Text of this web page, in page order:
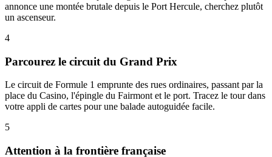
annonce une montée brutale depuis le Port Hercule, cherchez plutôt
un ascenseur.
4
Parcourez le circuit du Grand Prix
Le circuit de Formule 1 emprunte des rues ordinaires, passant par la
place du Casino, l'épingle du Fairmont et le port. Tracez le tour dans
votre appli de cartes pour une balade autoguidée facile.
5
Attention à la frontière française